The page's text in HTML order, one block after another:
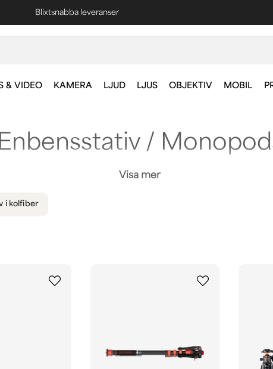
Fri frakt vid köp över 1000 kr *
& VIDEO KAMERA LJUD LJUS OBJEKTIV MOBIL
Enbensstativ /
att ha med sig när du fotograferar exempelvis
Visa mer
i kolfiber